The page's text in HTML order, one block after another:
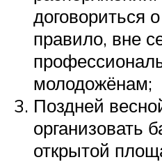
договориться
правило, вне
молодожёнам;
Поздней
организовать
открытой